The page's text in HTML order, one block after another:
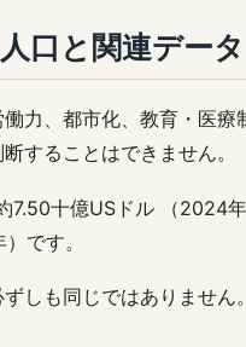
口と関連データ
力、都市化、教育・医
することはできません。
7.50十億USドル （2024
です。
しも同じではありませ